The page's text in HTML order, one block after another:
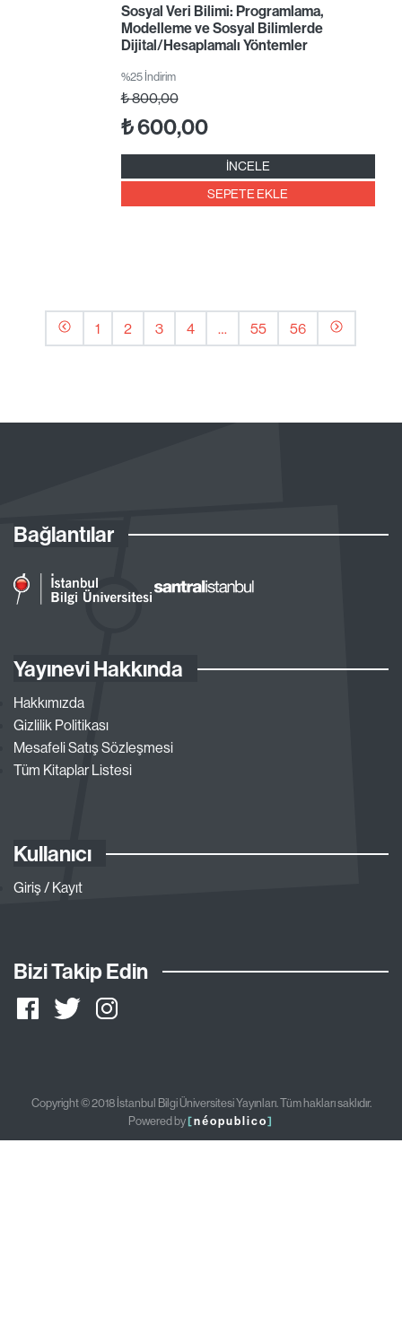
Sosyal Veri Bilimi: Programlama,
Modelleme ve Sosyal Bilimlerde
Dijital/Hesaplamalı Yöntemler
%25 İndirim
₺800,00
₺600,00
İNCELE
SEPETE EKLE
1 2 3 4 … 55 56
Bağlantılar
Yayınevi Hakkında
Hakkımızda
Gizlilik Politikası
Mesafeli Satış Sözleşmesi
Tüm Kitaplar Listesi
Kullanıcı
Giriş / Kayıt
Bizi Takip Edin
Copyright © 2018 İstanbul Bilgi Üniversitesi Yayınları. Tüm hakları saklıdır.
Powered by[néopublico]